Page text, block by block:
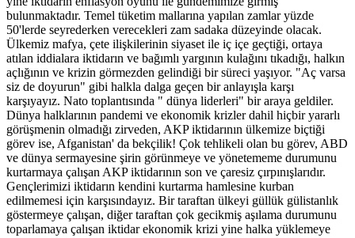
bulunmaktadır. Temel tüketim mallarına yapılan zamlar yüzde
50'lerde seyrederken verecekleri zam sadaka düzeyinde olacak.
Ülkemiz mafya, çete ilişkilerinin siyaset ile iç içe geçtiği, ortaya
atılan iddialara iktidarın ve bağımlı yargının kulağını tıkadığı, halkın
açlığının ve krizin görmezden gelindiği bir süreci yaşıyor. "Aç varsa
siz de doyurun" gibi halkla dalga geçen bir anlayışla karşı
karşıyayız. Nato toplantısında " dünya liderleri" bir araya geldiler.
Dünya halklarının pandemi ve ekonomik krizler dahil hiçbir yararlı
görüşmenin olmadığı zirveden, AKP iktidarının ülkemize biçtiği
görev ise, Afganistan' da bekçilik! Çok tehlikeli olan bu görev, ABD
ve dünya sermayesine şirin görünmeye ve yönetememe durumunu
kurtarmaya çalışan AKP iktidarının son ve çaresiz çırpınışlarıdır.
Gençlerimizi iktidarın kendini kurtarma hamlesine kurban
edilmemesi için karşısındayız. Bir taraftan ülkeyi güllük gülistanlık
göstermeye çalışan, diğer taraftan çok gecikmiş aşılama durumunu
toparlamaya çalışan iktidar ekonomik krizi yine halka yüklemeye